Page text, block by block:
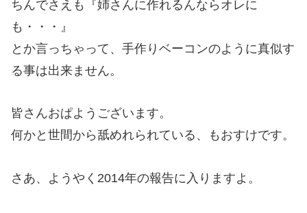
ちんでさえも『姉さんに作れるんならオレに
も・・・』
とか言っちゃって、手作りベーコンのように真似す
る事は出来ません。
皆さんおぱようございます。
何かと世間から舐めれられている、もおすけです。
さあ、ようやく2014年の報告に入りますよ。